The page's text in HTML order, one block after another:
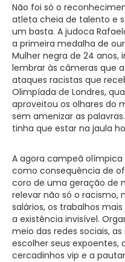
Não foi só o
atleta cheia de talento e
um basta. A judoca
a primeira medalha de
Mulher negra de 24
lembrar às câmeras que
ataques racistas que
Olimpíada de Londres,
aproveitou os olhares do
sem amenizar as
tinha que estar na jaula
A agora campeã
como consequência de
coro de uma geração de
relevar não só o racismo,
salários, os trabalhos
a existência invisível.
meio das redes sociais,
escolher seus expoentes,
cercadinhos vip e a